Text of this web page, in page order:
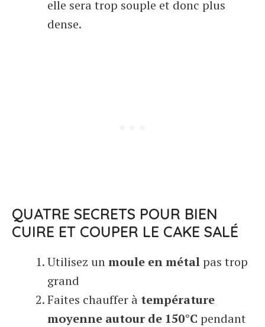
elle sera trop souple et donc plus
dense.
QUATRE SECRETS POUR BIEN
CUIRE ET COUPER LE CAKE SALÉ
Utilisez unmoule en métalpas trop
grand
Faites chauffer à température
moyenne autour de 150°C pendant